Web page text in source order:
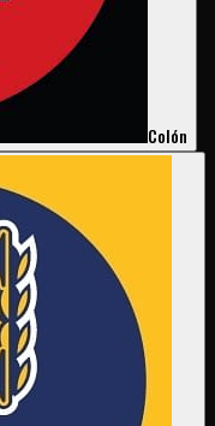
Colón